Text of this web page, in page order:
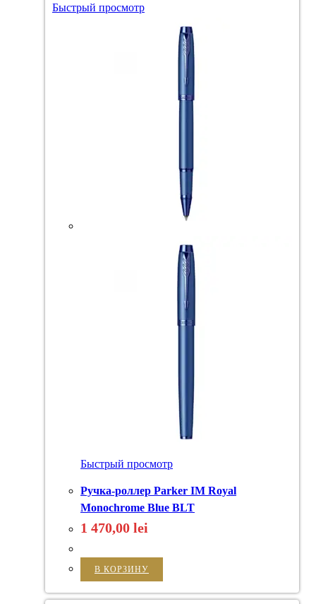
Быстрый просмотр
Быстрый просмотр
Ручка-роллер Parker IM Royal
Monochrome Blue BLT
1 470,00 lei
В КОРЗИНУ